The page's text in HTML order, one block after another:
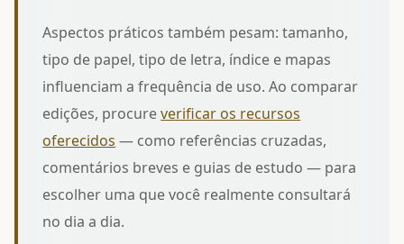
Aspectos práticos também pesam: tamanho,
tipo de papel, tipo de letra, índice e mapas
influenciam a frequência de uso. Ao comparar
edições, procureverificar os recursos
oferecidos — como referências cruzadas,
comentários breves e guias de estudo — para
escolher uma que você realmente consultará
no dia a dia.